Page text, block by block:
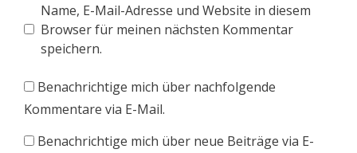
Name, E-Mail-Adresse und Website in diesem
Browser für meinen nächsten Kommentar
speichern.
Benachrichtige mich über nachfolgende
Kommentare via E-Mail.
Benachrichtige mich über neue Beiträge via E-